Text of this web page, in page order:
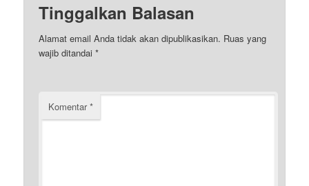
Tinggalkan Balasan
Alamat email Anda tidak akan dipublikasikan. Ruas yang
wajib ditandai*
Komentar*